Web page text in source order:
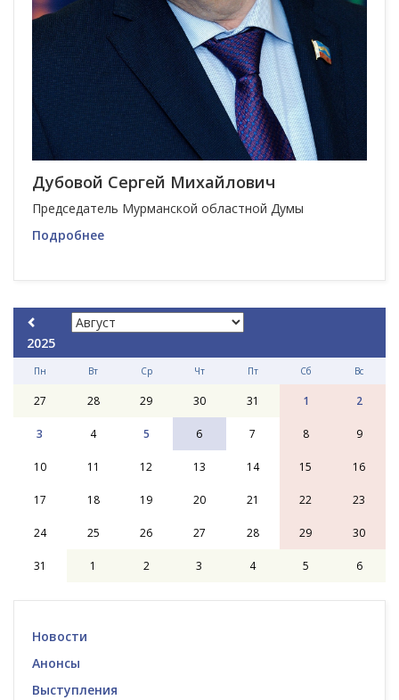
Дубовой Сергей Михайлович
Председатель Мурманской областной Думы
Подробнее
2025
Пн Вт Ср Чт Пт Сб Вс
27 28 29 30 31 1 2
3 4 5 6 7 8 9
10 11 12 13 14 15 16
17 18 19 20 21 22 23
24 25 26 27 28 29 30
31 1 2 3 4 5 6
Новости
Анонсы
Выступления